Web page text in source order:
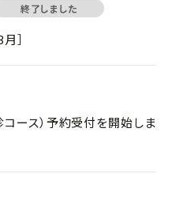
終了しました
］
ース）予約受付を開始しま